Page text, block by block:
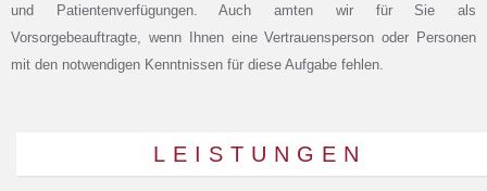
und Patientenverfügungen. Auch amten wir für Sie als
Vorsorgebeauftragte, wenn Ihnen eine Vertrauensperson oder Personen
mit den notwendigen Kenntnissen für diese Aufgabe fehlen.
LEISTUNGEN